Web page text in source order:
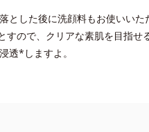
とした後に洗顔料もお使いい
ので、クリアな素肌を目指せ
透*しますよ。